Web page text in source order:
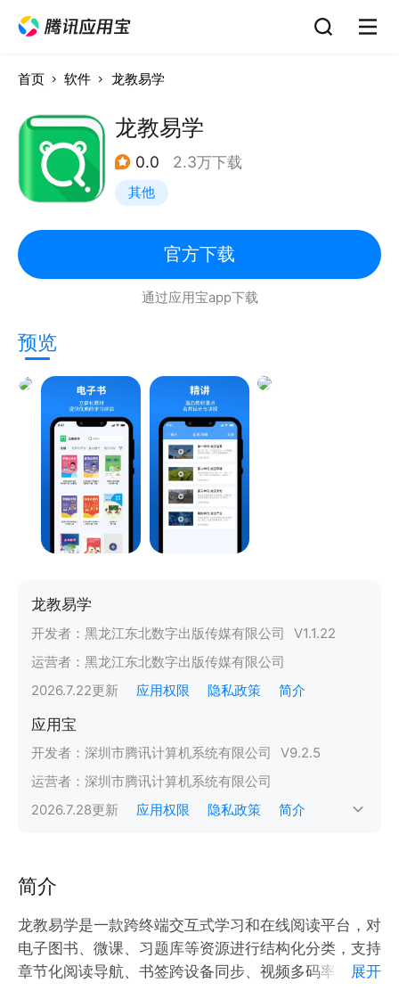
首页 软件 龙教易学
龙教易学
0.0 2.3万下载
其他
官方下载
通过应用宝app下载
预览
龙教易学
开发者： 黑龙江东北数字出版传媒有限公司 V1.1.22
运营者： 黑龙江东北数字出版传媒有限公司
2026.7.22更新 应用权限 隐私政策 简介
应用宝
开发者： 深圳市腾讯计算机系统有限公司 V9.2.5
运营者： 深圳市腾讯计算机系统有限公司
2026.7.28更新 应用权限 隐私政策 简介
简介
龙教易学是一款跨终端交互式学习和在线阅读平台，对
电子图书、微课、习题库等资源进行结构化分类，支持
章节化阅读导航、书签跨设备同步、视频多码率自适应
展开